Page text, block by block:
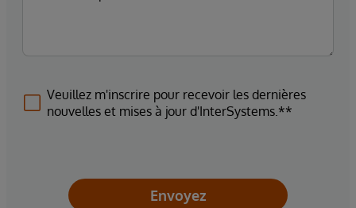
Veuillez m'inscrire pour recevoir les dernières
nouvelles et mises à jour d'InterSystems.**
Envoyez